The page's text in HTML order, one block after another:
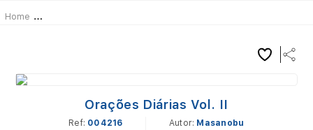
Orações Diárias Vol. II
Ref: 004216
Masanobu